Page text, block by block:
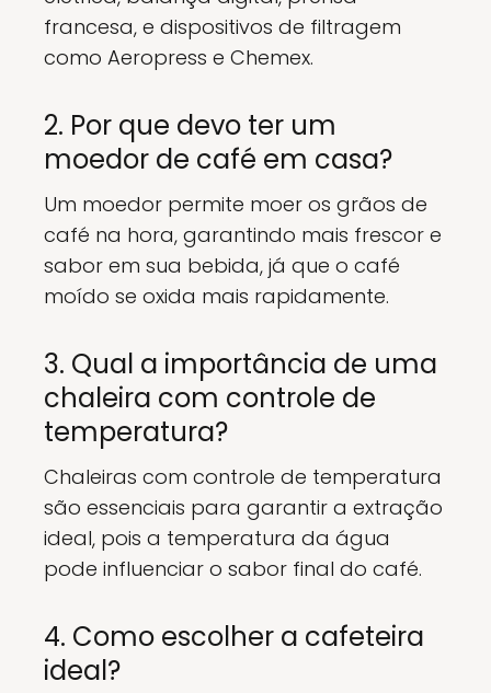
francesa, e dispositivos de filtragem
como Aeropress e Chemex.
2. Por que devo ter um
moedor de café em casa?
Um moedor permite moer os grãos de
café na hora, garantindo mais frescor e
sabor em sua bebida, já que o café
moído se oxida mais rapidamente.
3. Qual a importância de uma
chaleira com controle de
temperatura?
Chaleiras com controle de temperatura
são essenciais para garantir a extração
ideal, pois a temperatura da água
pode influenciar o sabor final do café.
4. Como escolher a cafeteira
ideal?